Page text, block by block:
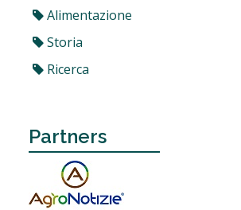
Alimentazione
Storia
Ricerca
Partners